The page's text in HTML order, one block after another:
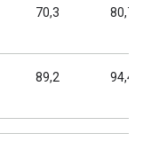
70,3 80,7
89,2 94,4